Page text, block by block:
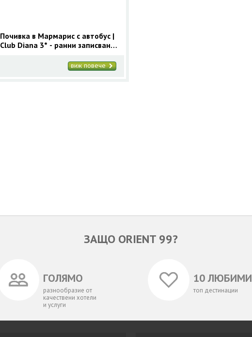
Почивка в Мармарис с автобус |
Club Diana 3* - ранни записвания
виж повече
ЗАЩО ORIENT 99?
ГОЛЯМО
разнообразие от
качествени хотели
и услуги
10 ЛЮБИМИ
топ дестинации